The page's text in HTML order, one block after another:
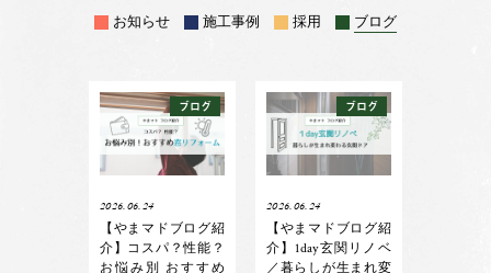
ブログ
2026.06.24
【やまマドブログ紹
介】コスパ？性能？
お悩み別 おすすめ
ブログ
2026.06.24
【やまマドブログ紹
介】1day玄関リノベ
／暮らしが生まれ変
お知らせ 施工事例 採用 ブログ